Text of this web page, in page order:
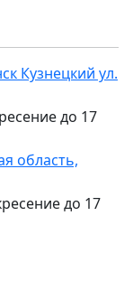
Кузнецкий ул.
до 17
область,
до 17